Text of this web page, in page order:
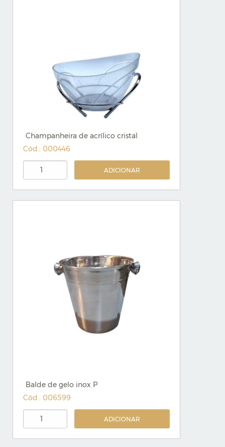
Champanheira de acrílico cristal
Cód.: 000446
ADICIONAR
Balde de gelo inox P
Cód.: 006599
ADICIONAR